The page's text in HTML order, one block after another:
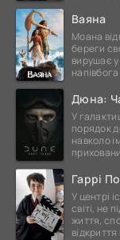
Ваяна
Моана
береги
вирушає
Дюна:
У
порядок
навколо
Гаррі
У центрі
світі, не
життя,